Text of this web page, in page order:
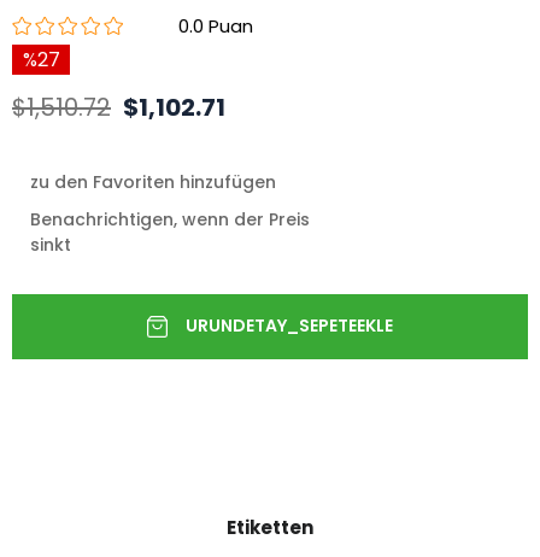
0.0
27
$1,510.72 $1,102.71
zu den Favoriten hinzufügen
Benachrichtigen, wenn der Preis
sinkt
Etiketten